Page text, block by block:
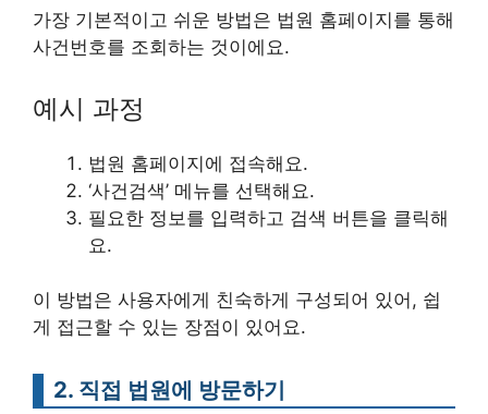
가장 기본적이고 쉬운 방법은 법원 홈페이지를 통해
사건번호를 조회하는 것이에요.
예시 과정
법원 홈페이지에 접속해요.
‘사건검색’ 메뉴를 선택해요.
필요한 정보를 입력하고 검색 버튼을 클릭해
요.
이 방법은 사용자에게 친숙하게 구성되어 있어, 쉽
게 접근할 수 있는 장점이 있어요.
2. 직접 법원에 방문하기